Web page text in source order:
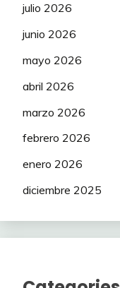
julio 2026
junio 2026
mayo 2026
abril 2026
marzo 2026
febrero 2026
enero 2026
diciembre 2025